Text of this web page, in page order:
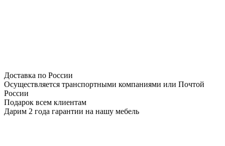
Доставка по России
Осуществляется транспортными компаниями или Почтой
России
Подарок всем клиентам
Дарим 2 года гарантии на нашу мебель